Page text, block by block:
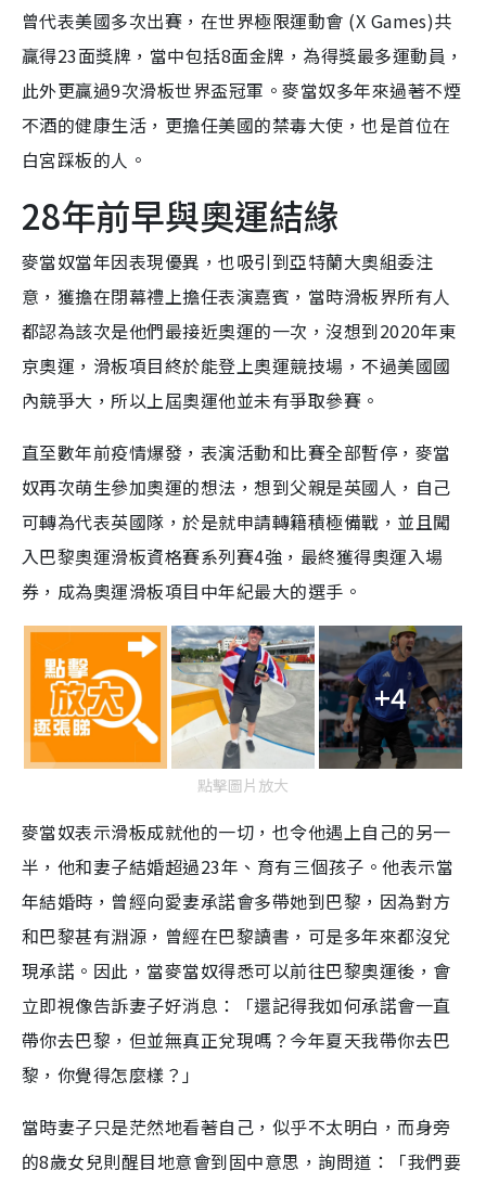
曾代表美國多次出賽，在世界極限運動會 (X Games)共
贏得23面獎牌，當中包括8面金牌，為得獎最多運動員，
此外更贏過9次滑板世界盃冠軍。麥當奴多年來過著不煙
不酒的健康生活，更擔任美國的禁毒大使，也是首位在
白宮踩板的人。
28年前早與奧運結緣
麥當奴當年因表現優異，也吸引到亞特蘭大奧組委注
意，獲擔在閉幕禮上擔任表演嘉賓，當時滑板界所有人
都認為該次是他們最接近奧運的一次，沒想到2020年東
京奧運，滑板項目終於能登上奧運競技場，不過美國國
內競爭大，所以上屆奧運他並未有爭取參賽。
直至數年前疫情爆發，表演活動和比賽全部暫停，麥當
奴再次萌生參加奧運的想法，想到父親是英國人，自己
可轉為代表英國隊，於是就申請轉籍積極備戰，並且闖
入巴黎奧運滑板資格賽系列賽4強，最終獲得奧運入場
券，成為奧運滑板項目中年紀最大的選手。
+4
點擊圖片放大
麥當奴表示滑板成就他的一切，也令他遇上自己的另一
半，他和妻子結婚超過23年、育有三個孩子。他表示當
年結婚時，曾經向愛妻承諾會多帶她到巴黎，因為對方
和巴黎甚有淵源，曾經在巴黎讀書，可是多年來都沒兌
現承諾。因此，當麥當奴得悉可以前往巴黎奧運後，會
立即視像告訴妻子好消息：「還記得我如何承諾會一直
帶你去巴黎，但並無真正兌現嗎？今年夏天我帶你去巴
黎，你覺得怎麼樣？」
當時妻子只是茫然地看著自己，似乎不太明白，而身旁
的8歲女兒則醒目地意會到固中意思，詢問道：「我們要